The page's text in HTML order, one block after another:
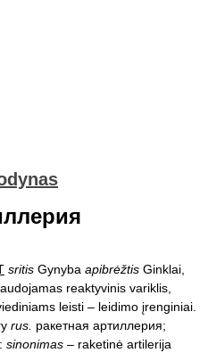
sritis Gynyba apibrėžtis Ginklai,
reaktyvinis variklis,
leisti – leidimo įrenginiai.
rus. ракетная артиллерия;
: sinonimas – raketinė artilerija